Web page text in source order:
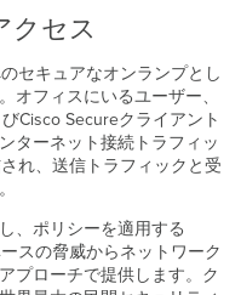
クセス
セキュアなオンランプとし
オフィスにいるユーザー、
Cisco Secureクライアント
ターネット接続トラフィッ
れ、送信トラフィックと受
、ポリシーを適用する
スの脅威からネットワーク
プローチで提供します。ク